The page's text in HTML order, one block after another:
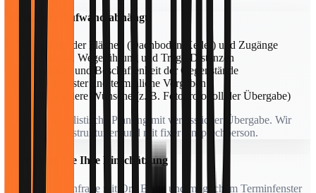
Wovon der Aufwand abhängt
• Größe der Flächen (Dachboden/Keller) und Zugänge
• Etagen, Wegeführung und Trage-Distanzen
• Menge und Beschaffenheit der Gegenstände
• Zeitfenster und terminliche Vorgaben
• Besondere Wünsche (z. B. Fotoprotokoll der Übergabe)
Ziel ist eine realistische Planung mit verlässlicher Übergabe. Wir
arbeiten ruhig, strukturiert und mit fixer Ansprechperson.
So erhalten Sie Ihre Einschätzung
Kurze Anfrage mit Ort, Etage und möglichem Terminfenster